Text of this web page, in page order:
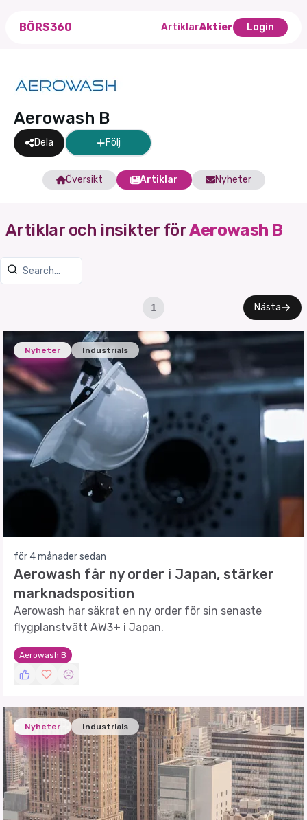
BÖRS360 ArtiklarAktier Login
Aerowash B
Dela Följ
Översikt Artiklar Nyheter
Artiklar och insikter förAerowash B
1 Nästa
Nyheter Industrials
för 4 månader sedan
Aerowash får ny order i Japan, stärker
marknadsposition
Aerowash har säkrat en ny order för sin senaste
flygplanstvätt AW3+ i Japan.
Aerowash B
Nyheter Industrials